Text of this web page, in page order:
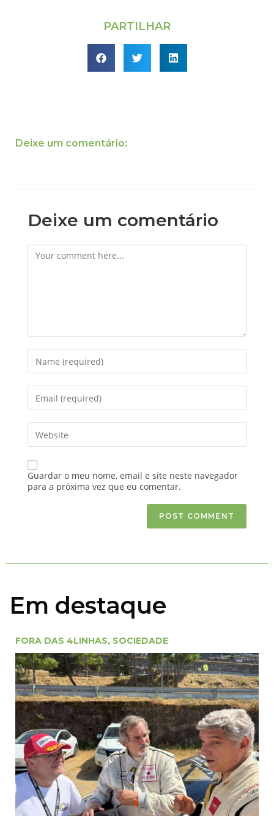
PARTILHAR
Deixe um comentário:
Deixe um comentário
Guardar o meu nome, email e site neste navegador
para a próxima vez que eu comentar.
Em destaque
FORA DAS 4LINHAS, SOCIEDADE